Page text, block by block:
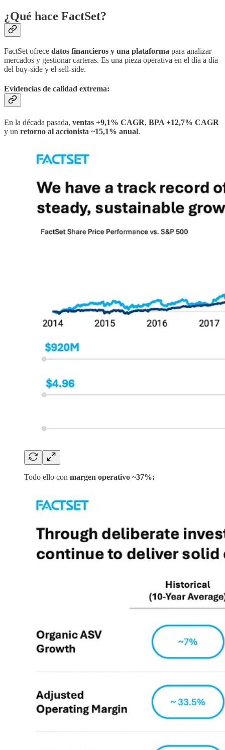
¿Qué hace FactSet?
FactSet ofrece datos financieros y una plataforma para analizar
mercados y gestionar carteras. Es una pieza operativa en el día a día
del buy-side y el sell-side.
Evidencias de calidad extrema:
En la década pasada, ventas +9,1% CAGR, BPA +12,7% CAGR
y un retorno al accionista ~15,1% anual.
Todo ello con margen operativo ~37%: